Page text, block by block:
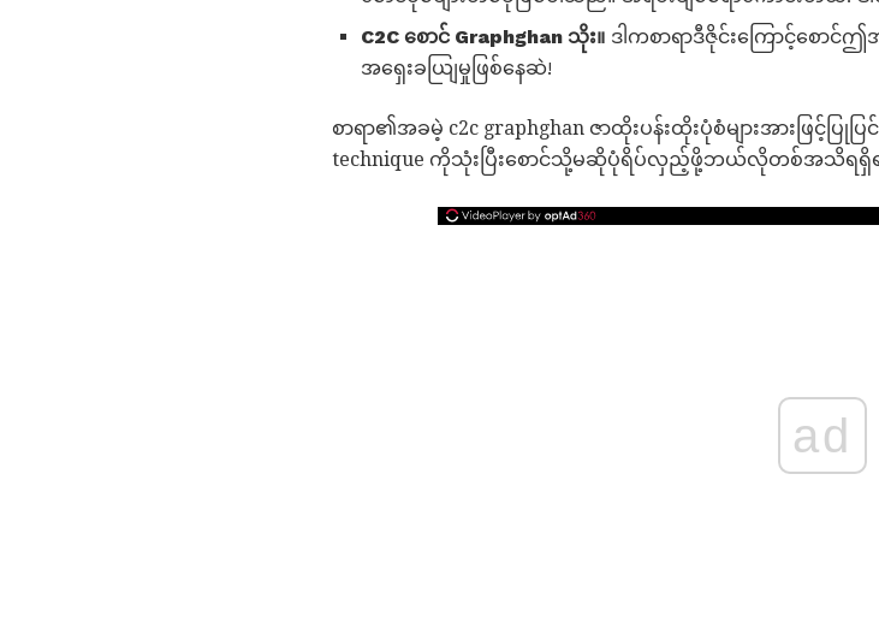
C2C စောင် Graphghan သိုး။ ဒါကစာရာဒီဇိုင်းကြောင့်စော
အရှေးခယျြမှုဖြစ်နေဆဲ!
စာရာ၏အခမဲ့ c2c graphghan ဇာထိုးပန်းထိုးပုံစံများအားဖြ
technique ကိုသုံးပြီးစောင်သို့မဆိုပုံရိပ်လှည့်ဖို့ဘယ်လိုတစ်အသိရရှိရ
ad